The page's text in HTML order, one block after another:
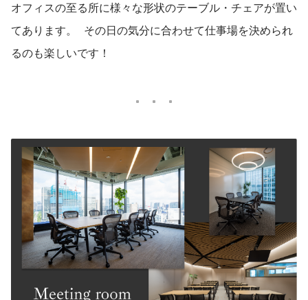
オフィスの至る所に様々な形状のテーブル・チェアが置い
てあります。 その日の気分に合わせて仕事場を決められ
るのも楽しいです！